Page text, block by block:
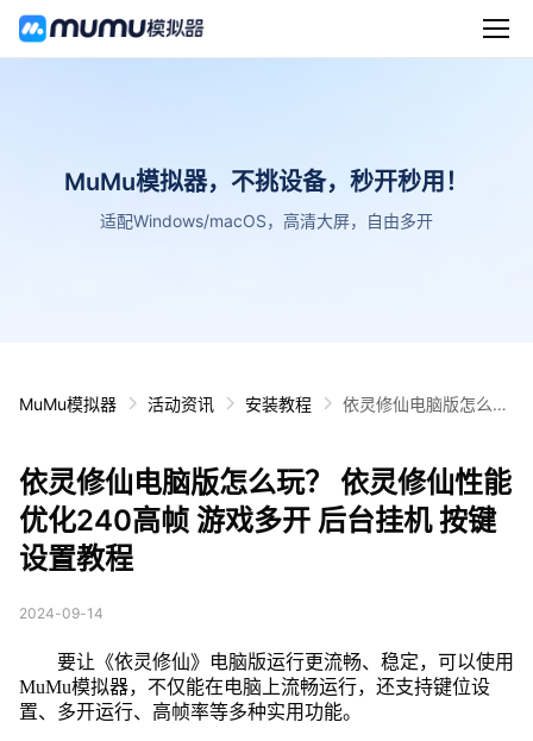
MuMu模拟器，不挑设备，秒开秒用！
适配Windows/macOS，高清大屏，自由多开
MuMu模拟器 活动资讯 安装教程
依灵修仙电脑版怎么
台挂机 按键设置教程
依灵修仙电脑版怎么玩？ 依灵修仙性能
优化240高帧 游戏多开 后台挂机 按键
设置教程
2024-09-14
要让《依灵修仙》电脑版运行更流畅、稳定，可以使用
MuMu模拟器，不仅能在电脑上流畅运行，还支持键位设
置、多开运行、高帧率等多种实用功能。